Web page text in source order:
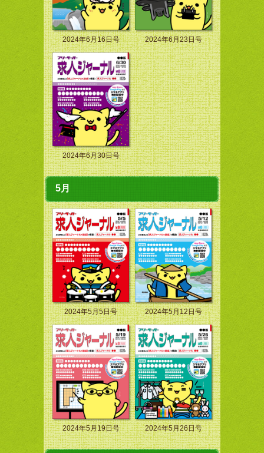
2024年6月16日号 2024年6月23日号
2024年6月30日号
5月
2024年5月5日号 2024年5月12日号
2024年5月19日号 2024年5月26日号